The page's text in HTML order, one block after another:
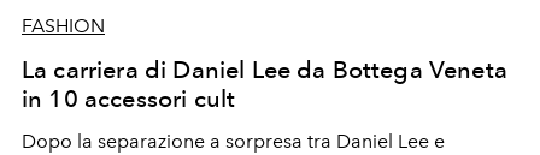
FASHION
La carriera di Daniel Lee da Bottega Veneta
in 10 accessori cult
Dopo la separazione a sorpresa tra Daniel Lee e